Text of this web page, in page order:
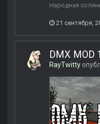
Народная
21 сентября,
DMX MOD
RayTwitty